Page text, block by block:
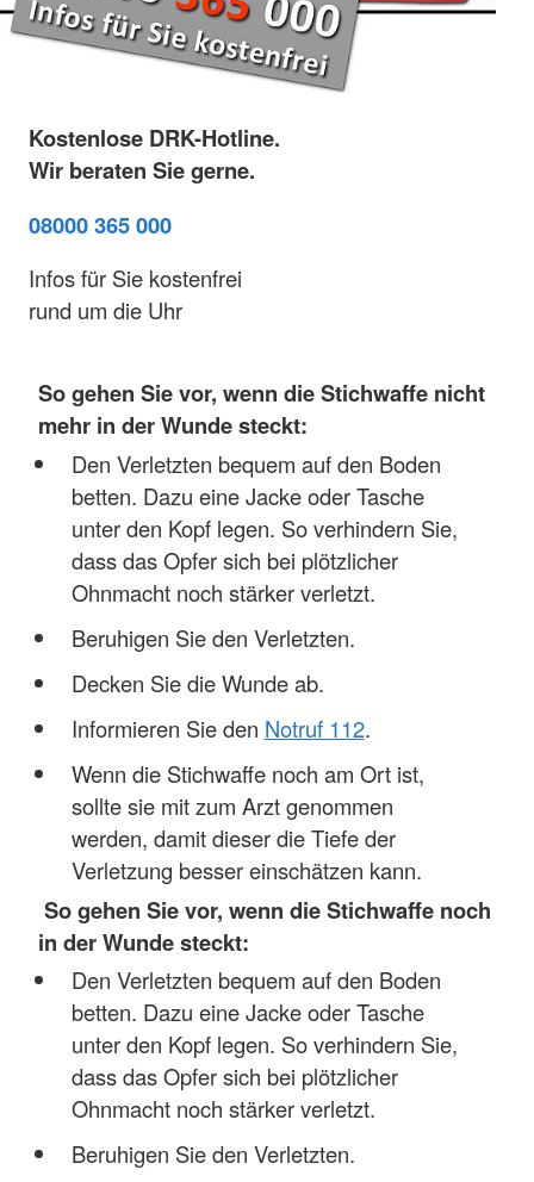
Kostenlose DRK-Hotline.
Wir beraten Sie gerne.
08000 365 000
Infos für Sie kostenfrei
rund um die Uhr
So gehen Sie vor, wenn die Stichwaffe nicht
mehr in der Wunde steckt:
Den Verletzten bequem auf den Boden
betten. Dazu eine Jacke oder Tasche
unter den Kopf legen. So verhindern Sie,
dass das Opfer sich bei plötzlicher
Ohnmacht noch stärker verletzt.
Beruhigen Sie den Verletzten.
Decken Sie die Wunde ab.
Informieren Sie den Notruf 112.
Wenn die Stichwaffe noch am Ort ist,
sollte sie mit zum Arzt genommen
werden, damit dieser die Tiefe der
Verletzung besser einschätzen kann.
So gehen Sie vor, wenn die Stichwaffe noch
in der Wunde steckt:
Den Verletzten bequem auf den Boden
betten. Dazu eine Jacke oder Tasche
unter den Kopf legen. So verhindern Sie,
dass das Opfer sich bei plötzlicher
Ohnmacht noch stärker verletzt.
Beruhigen Sie den Verletzten.